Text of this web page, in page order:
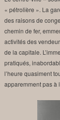
« pétrolière ». La
des raisons de
chemin de fer,
activités des
de la capitale.
pratiqués,
l’heure quasiment
apparemment pas à